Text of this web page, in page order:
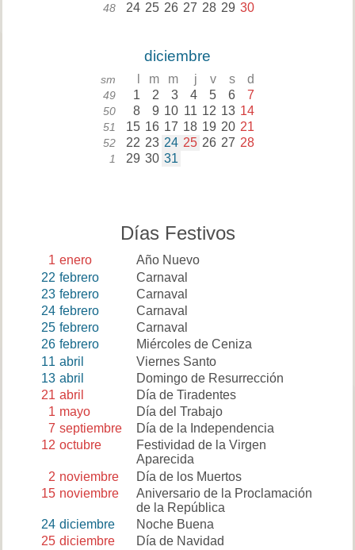
48 24 25 26 27 28 29 30
diciembre
sm m m j v s d
49 1 2 3 4 5 6 7
50 8 9 10 11 12 13 14
51 15 16 17 18 19 20 21
52 22 23 24 25 26 27 28
1 29 30 31
Días Festivos
1 enero
Año Nuevo
22 febrero
Carnaval
23 febrero
Carnaval
24 febrero
Carnaval
25 febrero
Carnaval
26 febrero
Miércoles de Ceniza
11 abril
Viernes Santo
13 abril
Domingo de Resurrección
21 abril
Día de Tiradentes
1 mayo
Día del Trabajo
7 septiembre
Día de la Independencia
12 octubre
Festividad de la Virgen
Aparecida
2 noviembre
Día de los Muertos
15 noviembre
Aniversario de la Proclamación
de la República
24 diciembre
Noche Buena
25 diciembre
Día de Navidad